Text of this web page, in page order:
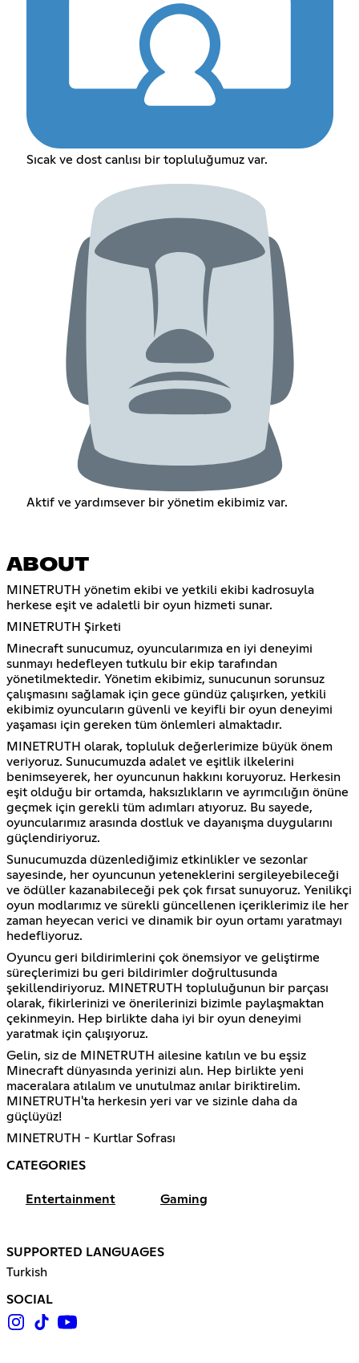
Sıcak ve dost canlısı bir topluluğumuz var.
Aktif ve yardımsever bir yönetim ekibimiz var.
ABOUT
MINETRUTH yönetim ekibi ve yetkili ekibi kadrosuyla
herkese eşit ve adaletli bir oyun hizmeti sunar.
MINETRUTH Şirketi
Minecraft sunucumuz, oyuncularımıza en iyi deneyimi
sunmayı hedefleyen tutkulu bir ekip tarafından
yönetilmektedir. Yönetim ekibimiz, sunucunun sorunsuz
çalışmasını sağlamak için gece gündüz çalışırken, yetkili
ekibimiz oyuncuların güvenli ve keyifli bir oyun deneyimi
yaşaması için gereken tüm önlemleri almaktadır.
MINETRUTH olarak, topluluk değerlerimize büyük önem
veriyoruz. Sunucumuzda adalet ve eşitlik ilkelerini
benimseyerek, her oyuncunun hakkını koruyoruz. Herkesin
eşit olduğu bir ortamda, haksızlıkların ve ayrımcılığın önüne
geçmek için gerekli tüm adımları atıyoruz. Bu sayede,
oyuncularımız arasında dostluk ve dayanışma duygularını
güçlendiriyoruz.
Sunucumuzda düzenlediğimiz etkinlikler ve sezonlar
sayesinde, her oyuncunun yeteneklerini sergileyebileceği
ve ödüller kazanabileceği pek çok fırsat sunuyoruz. Yenilikçi
oyun modlarımız ve sürekli güncellenen içeriklerimiz ile her
zaman heyecan verici ve dinamik bir oyun ortamı yaratmayı
hedefliyoruz.
Oyuncu geri bildirimlerini çok önemsiyor ve geliştirme
süreçlerimizi bu geri bildirimler doğrultusunda
şekillendiriyoruz. MINETRUTH topluluğunun bir parçası
olarak, fikirlerinizi ve önerilerinizi bizimle paylaşmaktan
çekinmeyin. Hep birlikte daha iyi bir oyun deneyimi
yaratmak için çalışıyoruz.
Gelin, siz de MINETRUTH ailesine katılın ve bu eşsiz
Minecraft dünyasında yerinizi alın. Hep birlikte yeni
maceralara atılalım ve unutulmaz anılar biriktirelim.
MINETRUTH'ta herkesin yeri var ve sizinle daha da
güçlüyüz!
MINETRUTH - Kurtlar Sofrası
CATEGORIES
Entertainment Gaming
SUPPORTED LANGUAGES
Turkish
SOCIAL